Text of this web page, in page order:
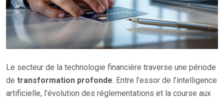
Le secteur de la technologie financière traverse une période
de transformation profonde. Entre l’essor de l’intelligence
artificielle, l’évolution des réglementations et la course aux